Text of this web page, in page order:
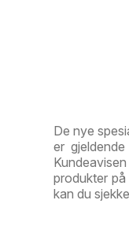
De nye
er
produkter
kan du